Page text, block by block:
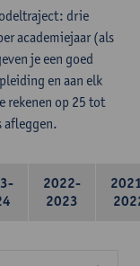
drie
academiejaar (als
je een goed
en aan elk
rekenen op 25 tot
afleggen.
2022-
2023